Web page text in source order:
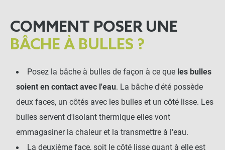
COMMENT POSER UNE
BÂCHE À BULLES ?
Posez la bâche à bulles de façon à ce que les bulles
soient en contact avec l'eau. La bâche d'été possède
deux faces, un côtés avec les bulles et un côté lisse. Les
bulles servent d'isolant thermique elles vont
emmagasiner la chaleur et la transmettre à l'eau.
La deuxième face, soit le côté lisse quant à elle est